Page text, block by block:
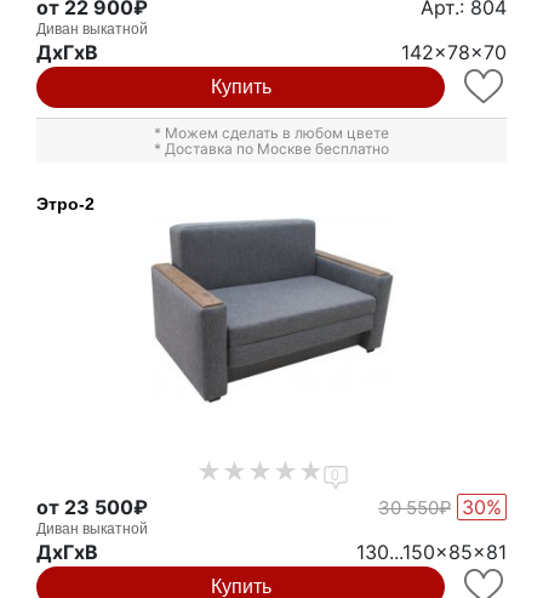
от 22 900₽ Арт.: 804
Диван выкатной
ДxГxВ 142x78x70
Купить
* Можем сделать в любом цвете
* Доставка по Москве бесплатно
Этро-2
0
от 23 500₽ 30 550₽ 30%
Диван выкатной
ДxГxВ 130...150x85x81
Купить